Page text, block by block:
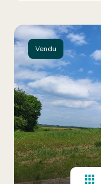
Vendu
Honoraires
Contact
Vendu